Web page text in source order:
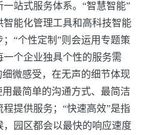
站式服务体系。“智慧智能”
能化管理工具和高科技智能
“个性定制”则会运用专题策
个企业独具个性的服务需
微感受，在无声的细节体现
最简单的沟通方式、最简洁
提供服务；“快速高效”是指
园区都会以最快的响应速度